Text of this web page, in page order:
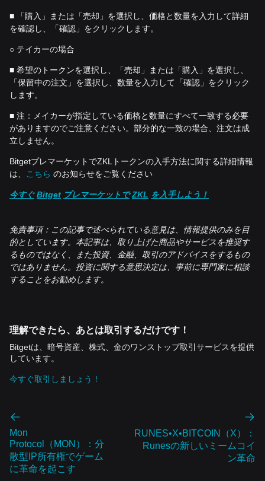
■ 「購入」または「売却」を選択し、価格と数量を入力して詳細
を確認し、「確認」をクリックします。
○ テイカーの場合
■ 希望のトークンを選択し、「売却」または「購入」を選択し、
「保留中の注文」を選択し、数量を入力して「確認」をクリック
します。
■ 注：メイカーが指定している価格と数量にすべて一致する必要
がありますのでご注意ください。部分的な一致の場合、注文は成
立しません。
BitgetプレマーケットでZKLトークンの入手方法に関する詳細情報
は、 こちら のお知らせをご覧ください
今すぐ Bitget プレマーケットで ZKL を入手しよう！
免責事項：この記事で述べられている意見は、情報提供のみを目
的としています。本記事は、取り上げた商品やサービスを推奨す
るものではなく、また投資、金融、取引のアドバイスをするもの
ではありません。投資に関する意思決定は、事前に専門家に相談
することをお勧めします。
理解できたら、あとは取引するだけです！
Bitgetは、暗号資産、株式、金のワンストップ取引サービスを提供
しています。
今すぐ取引しましょう！
Mon
Protocol（MON）：分
散型IP所有権でゲーム
に革命を起こす
RUNES•X•BITCOIN（X）：
Runesの新しいミームコイ
ン革命